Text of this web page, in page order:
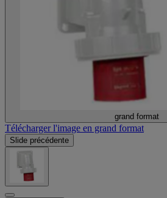
grand format
Télécharger l'image en grand format
Slide précédente